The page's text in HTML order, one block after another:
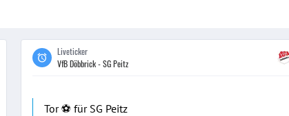
Liveticker
VfB Döbbrick - SG Peitz
Tor ⚽️ für SG Peitz